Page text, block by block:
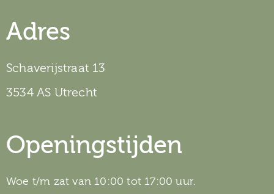
Adres
Schaverijstraat 13
3534 AS Utrecht
Openingstijden
Woe t/m zat van 10:00 tot 17:00 uur.